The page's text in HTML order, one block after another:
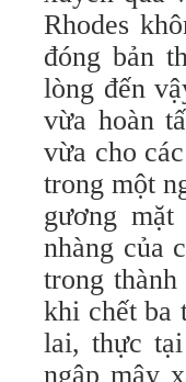
Rhodes
đóng bản
lòng đến
vừa hoàn
vừa cho
trong một
gương
nhàng của
trong
khi chết ba
lai, thực
ngập mây